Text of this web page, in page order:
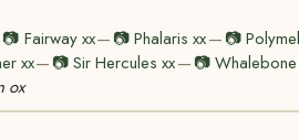
📷 Fairway xx— 📷Phalaris xx— 📷
xx— 📷Sir Hercules xx— 📷Whalebone
ox